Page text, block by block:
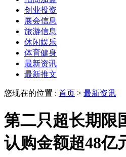
创业投资
展会信息
旅游信息
休闲娱乐
体育健身
最新资讯
最新推文
您现在的位置 : 首页 > 最新资讯
第二只超长期限
认购金额超48亿